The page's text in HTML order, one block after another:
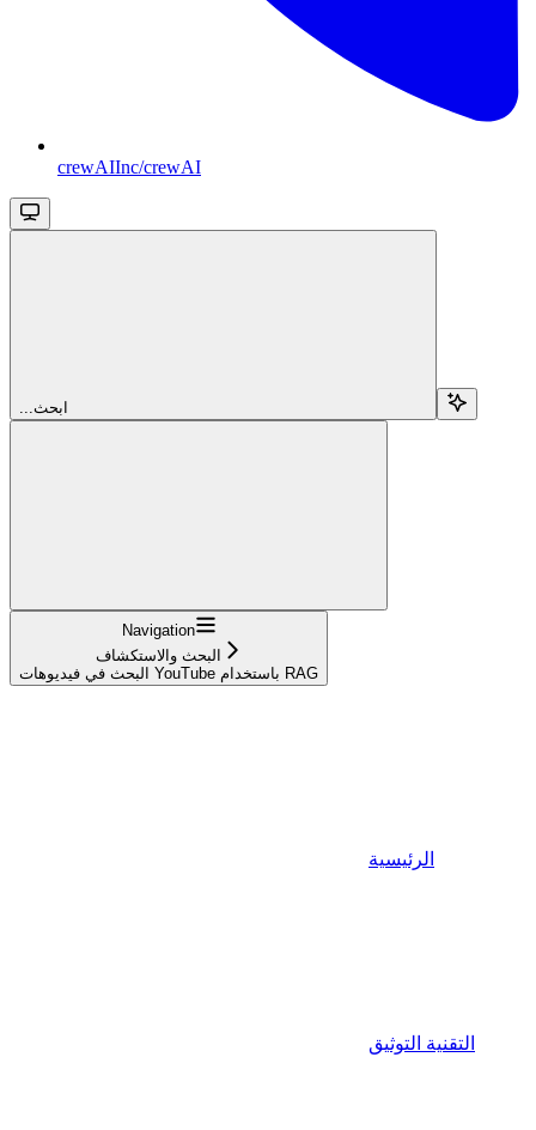
crewAIInc/crewAI
...ابحث
Navigation
البحث والاستكشاف
البحث في فيديوهات YouTube باستخدام RAG
الرئيسية
التقنية التوثيق